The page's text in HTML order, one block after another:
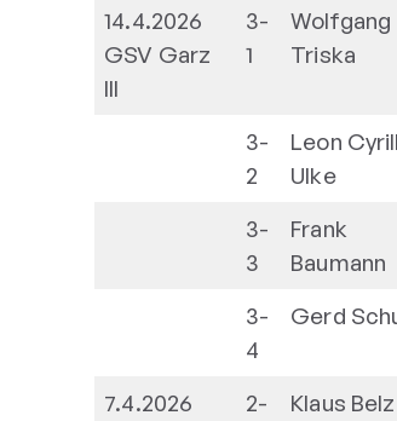
14.4.2026
GSV Garz
III
3-
1
Wolfgang
Triska
3-
2
Leon Cyrill
Ulke
3-
3
Frank
Baumann
3-
4
Gerd
7.4.2026 2- Klaus Belz